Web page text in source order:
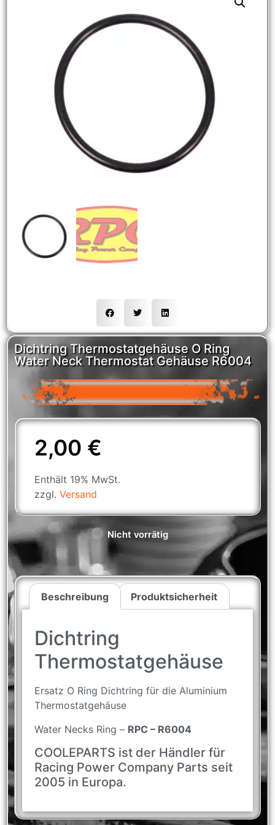
NEW
Dichtring Thermostatgehäuse O Ring
Water Neck Thermostat Gehäuse R6004
2,00 €
Enthält 19% MwSt.
zzgl. Versand
Nicht vorrätig
Beschreibung Produktsicherheit
Dichtring
Thermostatgehäuse
Ersatz O Ring Dichtring für die Aluminium
Thermostatgehäuse
Water Necks Ring – RPC – R6004
COOLEPARTS ist der Händler für
Racing Power Company Parts seit
2005 in Europa.